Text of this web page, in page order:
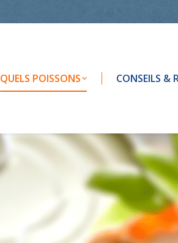
QUELS POISSONS CONSEILS &